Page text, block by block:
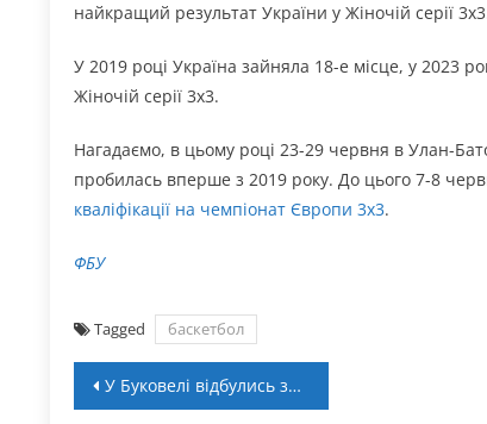
найкращий результат України у Жіночій серії
У 2019 році Україна зайняла 18-е місце, у 2023
Жіночій серії 3х3.
Нагадаємо, в цьому році 23-29 червня в Улан-
пробилась вперше з 2019 року. До цього 7-8
кваліфікації на чемпіонат Європи 3х3.
ФБУ
Tagged баскетбол
Навігація
У Буковелі відбулись змагання зі сноубордкросу